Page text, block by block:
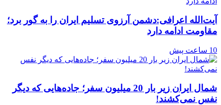
آیت‌الله اعرافی:دشمن آرزوی تسلیم ایران را به گور برد؛
مقاومت ادامه دارد
10 ساعت پیش
شمال ایران زیر بار 20 میلیون سفر؛ جاده‌هایی که دیگر
نفس نمی‌کشند!